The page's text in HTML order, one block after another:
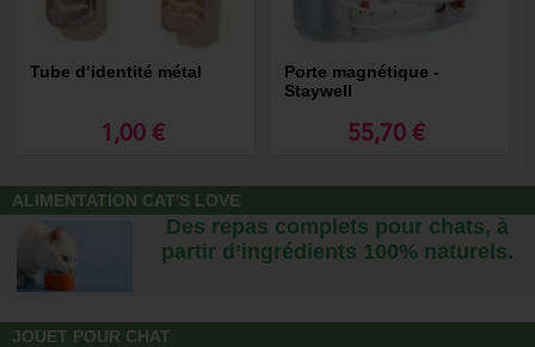
Tube d’identité métal
1,00 €
Porte magnétique -
Staywell
55,70 €
ALIMENTATION CAT'S LOVE
Des repas complets pour chats, à
partir d’ingrédients 100% naturels.
JOUET POUR CHAT